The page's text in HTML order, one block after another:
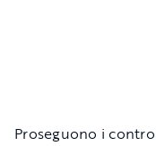
Proseguono i